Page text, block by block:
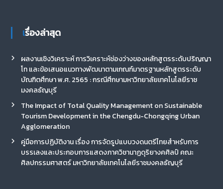
เรื่องล่าสุด
ผลงานเชิงวิเคราะห์ การวิเคราะห์ช่องว่างของหลักสูตรระดับปริญญา
โท และข้อเสนอแนวทางพัฒนาตามเกณฑ์มาตรฐานหลักสูตรระดับ
บัณฑิตศึกษา พ.ศ. 2565 : กรณีศึกษามหาวิทยาลัยเทคโนโลยีราช
มงคลธัญบุรี
The Impact of Total Quality Management on Sustainable
Tourism Development in the Chengdu-Chongqing Urban
Agglomeration
คู่มือการปฏิบัติงาน เรื่อง การจัดรูปแบบวงดนตรีไทยสำหรับการ
บรรเลงและประกอบการแสดงภาควิชานาฏดุริยางคศิลป์ คณะ
ศิลปกรรมศาสตร์ มหาวิทยาลัยเทคโนโลยีราชมงคลธัญบุรี